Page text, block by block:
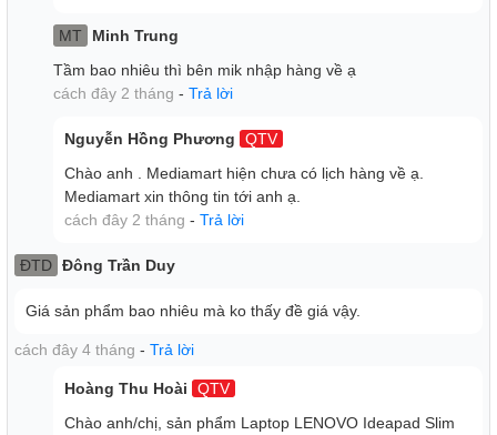
ToF cho các tính năng bảo mật nâng cao và đăng nhập
nhanh chóng qua nhận diện khuôn mặt.
MT
Minh Trung
Tầm bao nhiêu thì bên mik nhập hàng về ạ
cách đây 2 tháng - Trả lời
Nguyễn Hồng Phương
QTV
Chào anh . Mediamart hiện chưa có lịch hàng về ạ.
Mediamart xin thông tin tới anh ạ.
cách đây 2 tháng - Trả lời
ĐTD Đông Trần Duy
Giá sản phẩm bao nhiêu mà ko thấy đề giá vậy.
cách đây 4 tháng - Trả lời
Hoàng Thu Hoài
QTV
Chào anh/chị, sản phẩm Laptop LENOVO Ideapad Slim